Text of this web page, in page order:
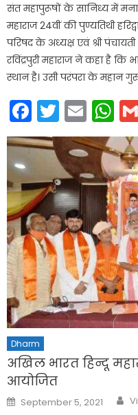
संत महापुरूषों के सानिध्य में
महाराज 24वीं की पुण्यतिथी
परिषद के अध्यक्ष एवं श्री
रविंद्रपुरी महाराज ने कहा है
स्थान है। उसी परंपरा के महान
Facebook
Twitter
Dharm
अखिल भारत हिन्दू
आयोजित
Posted
on
September 5, 2021